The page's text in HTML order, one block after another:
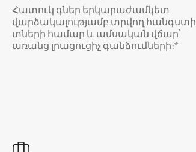
Հատուկ գներ երկարաժամկետ
վարձակալությամբ տրվող հանգստի
տների համար և ամսական վճար՝
առանց լրացուցիչ գանձումների։*